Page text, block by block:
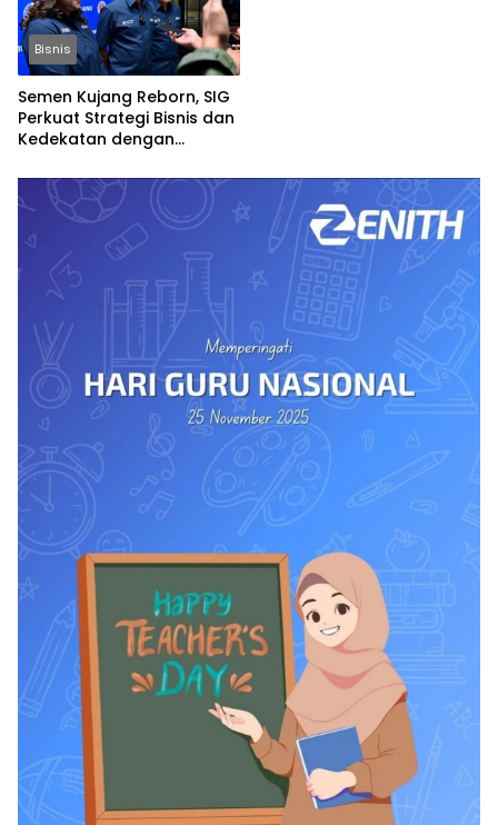
Bisnis
Semen Kujang Reborn, SIG
Perkuat Strategi Bisnis dan
Kedekatan dengan